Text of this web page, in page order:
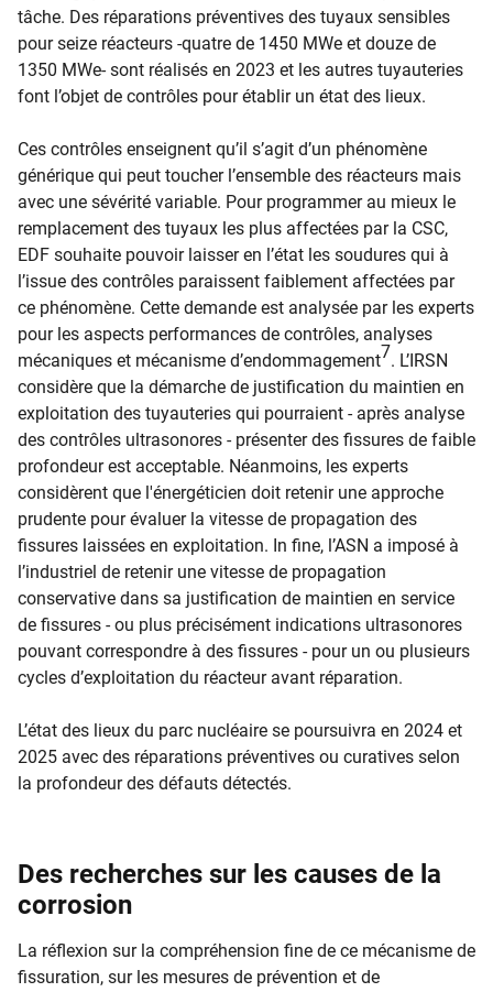
tâche. Des réparations préventives des tuyaux sensibles
pour seize réacteurs -quatre de 1450 MWe et douze de
1350 MWe- sont réalisés en 2023 et les autres tuyauteries
font l’objet de contrôles pour établir un état des lieux.
Ces contrôles enseignent qu’il s’agit d’un phénomène
générique qui peut toucher l’ensemble des réacteurs mais
avec une sévérité variable. Pour programmer au mieux le
remplacement des tuyaux les plus affectées par la CSC,
EDF souhaite pouvoir laisser en l’état les soudures qui à
l’issue des contrôles paraissent faiblement affectées par
ce phénomène. Cette demande est analysée par les experts
pour les aspects performances de contrôles, analyses
mécaniques et mécanisme d’endommagement7. L’IRSN
considère que la démarche de justification du maintien en
exploitation des tuyauteries qui pourraient - après analyse
des contrôles ultrasonores - présenter des fissures de faible
profondeur est acceptable. Néanmoins, les experts
considèrent que l'énergéticien doit retenir une approche
prudente pour évaluer la vitesse de propagation des
fissures laissées en exploitation. In fine, l’ASN a imposé à
l’industriel de retenir une vitesse de propagation
conservative dans sa justification de maintien en service
de fissures - ou plus précisément indications ultrasonores
pouvant correspondre à des fissures - pour un ou plusieurs
cycles d’exploitation du réacteur avant réparation.
L’état des lieux du parc nucléaire se poursuivra en 2024 et
2025 avec des réparations préventives ou curatives selon
la profondeur des défauts détectés.
Des recherches sur les causes de la
corrosion
La réflexion sur la compréhension fine de ce mécanisme de
fissuration, sur les mesures de prévention et de